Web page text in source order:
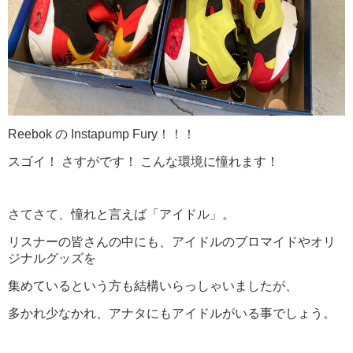
Reebok の Instapump Fury！！！
スゴイ！ さすがです！ こんな環境に憧れます！
さてさて、憧れと言えば「アイドル」。
リスナーの皆さんの中にも、アイドルのブロマイドやオリ
ジナルグッズを
集めているという方も結構いらっしゃいましたが、
多かれ少なかれ、アナタにもアイドルがいる事でしょう。